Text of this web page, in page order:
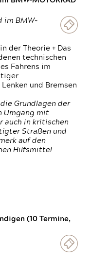
im BMW-
der Theorie + Das
technischen
Fahrens im
und Bremsen
Grundlagen der
Umgang mit
auch in kritischen
Straßen und
auf den
Hilfsmittel
(10 Termine,